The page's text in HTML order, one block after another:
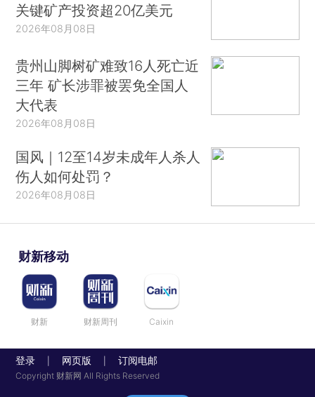
关键矿产投资超20亿美元
2026年08月08日
贵州山脚树矿难致16人死亡近
三年 矿长涉罪被罢免全国人
大代表
2026年08月08日
国风｜12至14岁未成年人杀人
伤人如何处罚？
2026年08月08日
财新移动
财新 财新周刊 Caixin
登录 网页版 订阅电邮
Copyright 财新网 All Rights Reserved